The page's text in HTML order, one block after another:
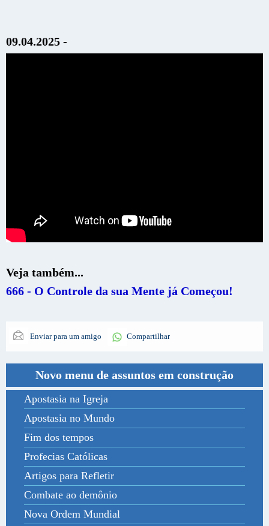
09.04.2025 -
Veja também...
666 - O Controle da sua Mente já Começou!
Enviar para um amigo Compartilhar
Novo menu de assuntos em construção
Apostasia na Igreja
Apostasia no Mundo
Fim dos tempos
Profecias Católicas
Artigos para Refletir
Combate ao demônio
Nova Ordem Mundial